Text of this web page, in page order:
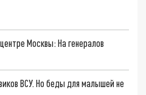
Москвы: На генералов
ВСУ. Но беды для малышей не